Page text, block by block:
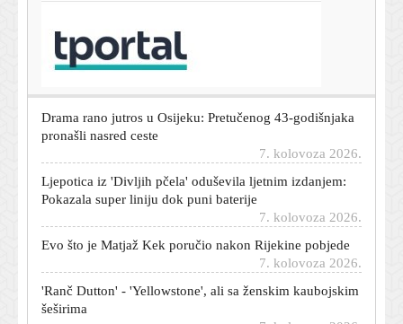
Uzbuna u DR Kongu: Preko 4000 potvrđenih slučajeva
ebole
pronašli nasred ceste
Ljepotica iz 'Divljih pčela' oduševila ljetnim izdanjem:
Pokazala super liniju dok puni baterije
Evo što je Matjaž Kek poručio nakon Rijekine pobjede
7. kolovoza 2026.
'Ranč Dutton' - 'Yellowstone', ali sa ženskim kaubojskim
šeširima